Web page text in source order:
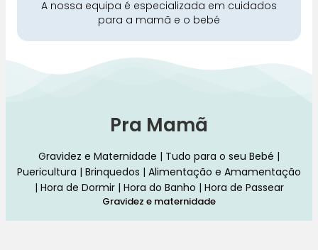
A nossa equipa é especializada em cuidados
para a mamã e o bebé
Pra Mamã
Gravidez e Maternidade | Tudo para o seu Bebé |
Puericultura | Brinquedos | Alimentação e Amamentação
| Hora de Dormir | Hora do Banho | Hora de Passear
Gravidez e maternidade
Aleitamento e amamentação